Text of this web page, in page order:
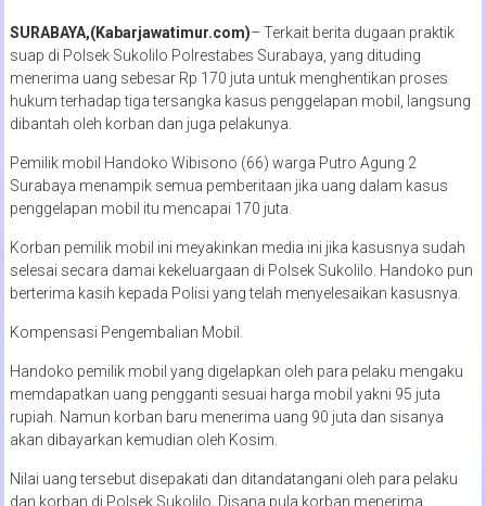
SURABAYA,(Kabarjawatimur.com)– Terkait berita dugaan praktik
suap di Polsek Sukolilo Polrestabes Surabaya, yang dituding
menerima uang sebesar Rp 170 juta untuk menghentikan proses
hukum terhadap tiga tersangka kasus penggelapan mobil, langsung
dibantah oleh korban dan juga pelakunya.
Pemilik mobil Handoko Wibisono (66) warga Putro Agung 2
Surabaya menampik semua pemberitaan jika uang dalam kasus
penggelapan mobil itu mencapai 170 juta.
Korban pemilik mobil ini meyakinkan media ini jika kasusnya sudah
selesai secara damai kekeluargaan di Polsek Sukolilo. Handoko pun
berterima kasih kepada Polisi yang telah menyelesaikan kasusnya.
Kompensasi Pengembalian Mobil.
Handoko pemilik mobil yang digelapkan oleh para pelaku mengaku
memdapatkan uang pengganti sesuai harga mobil yakni 95 juta
rupiah. Namun korban baru menerima uang 90 juta dan sisanya
akan dibayarkan kemudian oleh Kosim.
Nilai uang tersebut disepakati dan ditandatangani oleh para pelaku
dan korban di Polsek Sukolilo. Disana pula korban menerima